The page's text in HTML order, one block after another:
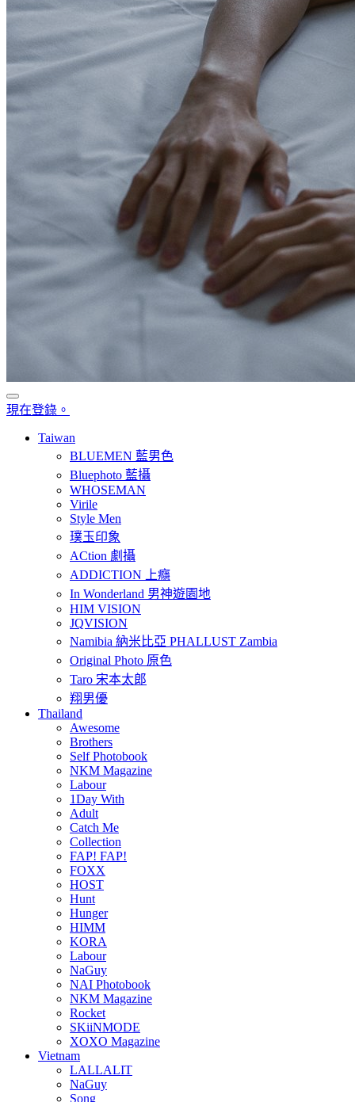
現在登錄。
Taiwan
BLUEMEN 藍男色
Bluephoto 藍攝
WHOSEMAN
Virile
Style Men
璞玉印象
ACtion 劇攝
ADDICTION 上癮
In Wonderland 男神遊園地
HIM VISION
JQVISION
Namibia 納米比亞 PHALLUST Zambia
Original Photo 原色
Taro 宋本太郎
翔男優
Thailand
Awesome
Brothers
Self Photobook
NKM Magazine
Labour
1Day With
Adult
Catch Me
Collection
FAP! FAP!
FOXX
HOST
Hunt
Hunger
HIMM
KORA
Labour
NaGuy
NAI Photobook
NKM Magazine
Rocket
SKiiNMODE
XOXO Magazine
Vietnam
LALLALIT
NaGuy
Song